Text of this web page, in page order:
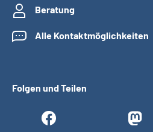
Beratung
Alle Kontaktmöglichkeiten
Folgen und Teilen